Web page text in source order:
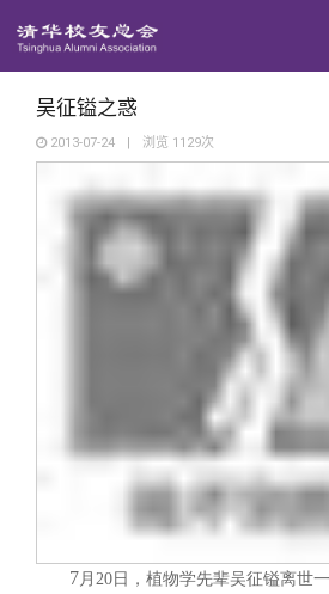
校友讲坛
校友视界
校友服务
信息化服务
校友总会
总会简介
关闭
吴征镒之惑
2013-07-24 | 浏览 1129次
7 月20日 ，植物学先辈吴征镒离世